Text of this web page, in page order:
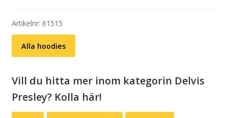
Brottning
Silvia
mängd
Artikelnr: 61515
Alla hoodies
Vill du hitta mer inom kategorin Delvis
Presley? Kolla här!